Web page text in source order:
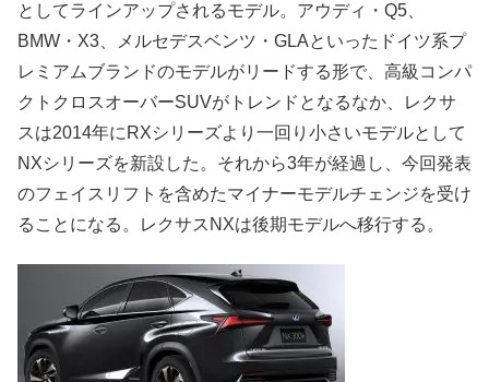
としてラインアップされるモデル。アウディ・Q5、
BMW・X3、メルセデスベンツ・GLAといったドイツ系プ
レミアムブランドのモデルがリードする形で、高級コンパ
クトクロスオーバーSUVがトレンドとなるなか、レクサ
スは2014年にRXシリーズより一回り小さいモデルとして
NXシリーズを新設した。それから3年が経過し、今回発表
のフェイスリフトを含めたマイナーモデルチェンジを受け
ることになる。レクサスNXは後期モデルへ移行する。